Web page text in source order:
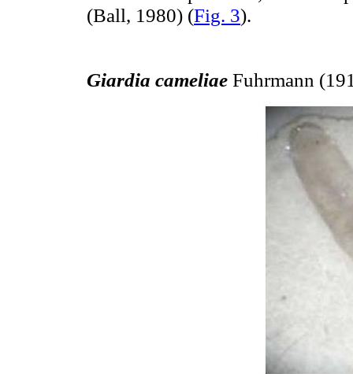
(Ball, 1980) (Fig. 3).
Giardia cameliae Fuhrmann